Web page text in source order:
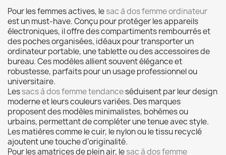
Pour les femmes actives, lesac à dos femme ordinateur
est un must-have. Conçu pour protéger les appareils
électroniques, il offre des compartiments rembourrés et
des poches organisées, idéaux pour transporter un
ordinateur portable, une tablette ou des accessoires de
bureau. Ces modèles allient souvent élégance et
robustesse, parfaits pour un usage professionnel ou
universitaire.
Lessacs à dos femme tendanceséduisent par leur design
moderne et leurs couleurs variées. Des marques
proposent des modèles minimalistes, bohèmes ou
urbains, permettant de compléter une tenue avec style.
Les matières comme le cuir, le nylon ou le tissu recyclé
ajoutent une touche d’originalité.
Pour les amatrices de plein air, lesac à dos femme